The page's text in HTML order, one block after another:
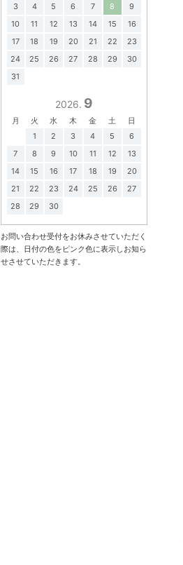
3
4 5 6 7 8
9
10
11 12 13 14 15
16
17
18 19 20 21 22
23
24
25 26 27 28 29
30
31
2026. 9
月 火 水 木 金 土
日
1
2 3 4 5
6
7
8 9 10 11 12
13
14
15 16 17 18 19
20
21
22 23 24 25 26
27
28
29 30
お問い合わせ受付をお休みさせていただく
際は、日付の色をピンク色に表示しお知ら
せさせていただきます。